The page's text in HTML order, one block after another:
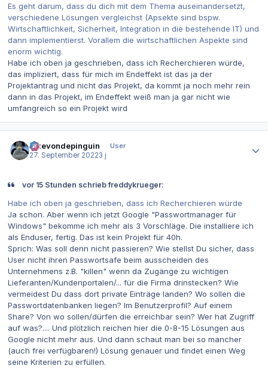
Es geht darum, dass du dich mit dem Thema auseinandersetzt,
verschiedene Lösungen vergleichst (Apsekte sind bspw.
Wirtschaftlichkeit, Sicherheit, Integration in die bestehende IT) und
dann implementierst. Vorallem die wirtschaftlichen Aspekte sind
enorm wichtig.
Habe ich oben ja geschrieben, dass ich Recherchieren würde,
das impliziert, dass für mich im Endeffekt ist das ja der
Projektantrag und nicht das Projekt, da kommt ja noch mehr rein
dann in das Projekt, im Endeffekt weiß man ja gar nicht wie
umfangreich so ein Projekt wird
ickevondepinguin
User
27. September 20223 j
vor 15 Stunden schrieb freddykrueger:
Habe ich oben ja geschrieben, dass ich Recherchieren würde
Ja schon. Aber wenn ich jetzt Google "Passwortmanager für
Windows" bekomme ich mehr als 3 Vorschläge. Die installiere ich
als Enduser, fertig. Das ist kein Projekt für 40h.
Sprich: Was soll denn nicht passieren? Wie stellst Du sicher, dass
User nicht ihren Passwortsafe beim ausscheiden des
Unternehmens z.B. "killen" wenn da Zugänge zu wichtigen
Lieferanten/Kundenportalen/... für die Firma drinstecken? Wie
vermeidest Du dass dort private Einträge landen? Wo sollen die
Passwortdatenbanken liegen? Im Benutzerprofil? Auf einem
Share? Von wo sollen/dürfen die erreichbar sein? Wer hat Zugriff
auf was?.... Und plötzlich reichen hier die 0-8-15 Lösungen aus
Google nicht mehr aus. Und dann schaut man bei so mancher
(auch frei verfügbaren!) Lösung genauer und findet einen Weg
seine Kriterien zu erfüllen.